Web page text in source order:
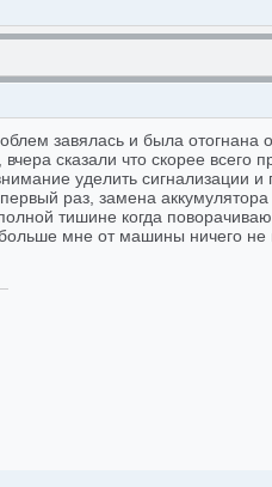
завялась и была
вчера сказали что скорее
уделить сигнализации и
раз, замена
тишине когда
мне от машины ничего